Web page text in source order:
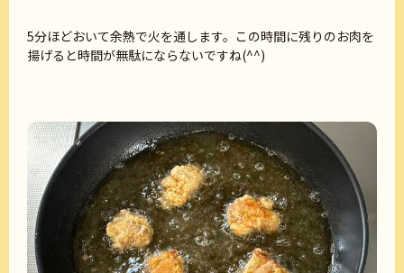
5分ほどおいて余熱で火を通します。この時間に残りのお肉を
揚げると時間が無駄にならないですね(^^)